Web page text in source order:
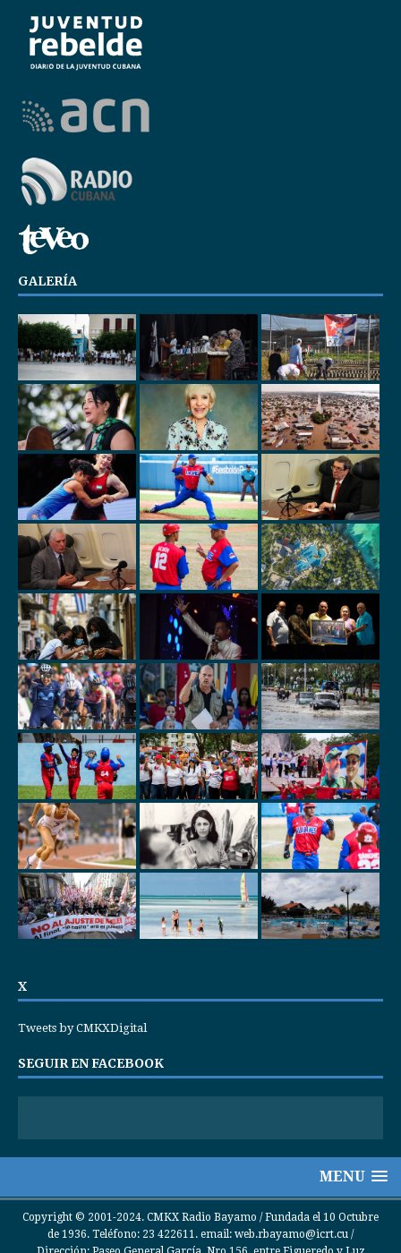
GALERÍA
X
Tweets by CMKXDigital
SEGUIR EN FACEBOOK
MENU
Copyright © 2001-2024. CMKX Radio Bayamo / Fundada el 10 Octubre
de 1936. Teléfono: 23 422611. email: web.rbayamo@icrt.cu /